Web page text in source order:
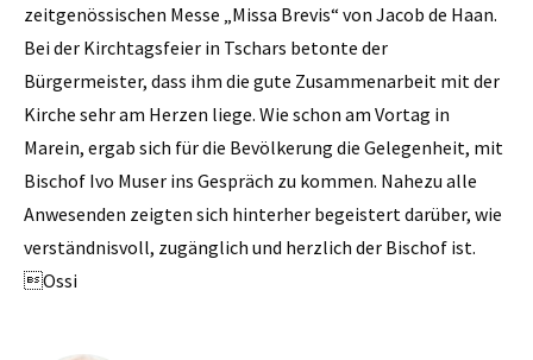
zeitgenössischen Messe „Missa Brevis“ von Jacob de Haan.
Bei der Kirchtagsfeier in Tschars betonte der
Bürgermeister, dass ihm die gute Zusammenarbeit mit der
Kirche sehr am Herzen liege. Wie schon am Vortag in
Marein, ergab sich für die Bevölkerung die Gelegenheit, mit
Bischof Ivo Muser ins Gespräch zu kommen. Nahezu alle
Anwesenden zeigten sich hinterher begeistert darüber, wie
verständnisvoll, zugänglich und herzlich der Bischof ist.
Ossi